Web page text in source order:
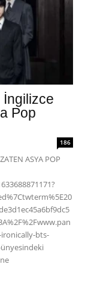
İngilizce
Pop
186
ASYA POP
bts-